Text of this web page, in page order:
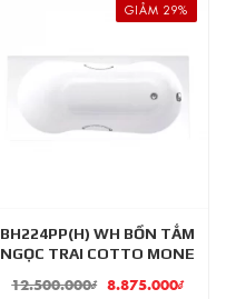
GIẢM 29%
BH224PP(H) WH BỒN TẮM
NGỌC TRAI COTTO MONE
12.500.000₫ 8.875.000₫